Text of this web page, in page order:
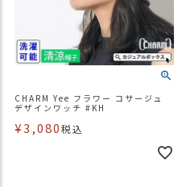
CHARM Yee フラワー コサージュ
デザインワッチ #KH
¥3,080税込